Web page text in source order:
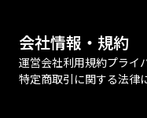
会社情報・規約
運営会社利用規約プライ
特定商取引に関する法律